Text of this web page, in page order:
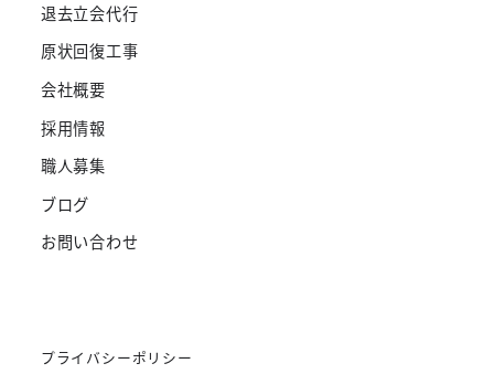
退去立会代行
原状回復工事
会社概要
採用情報
職人募集
ブログ
お問い合わせ
プライバシーポリシー